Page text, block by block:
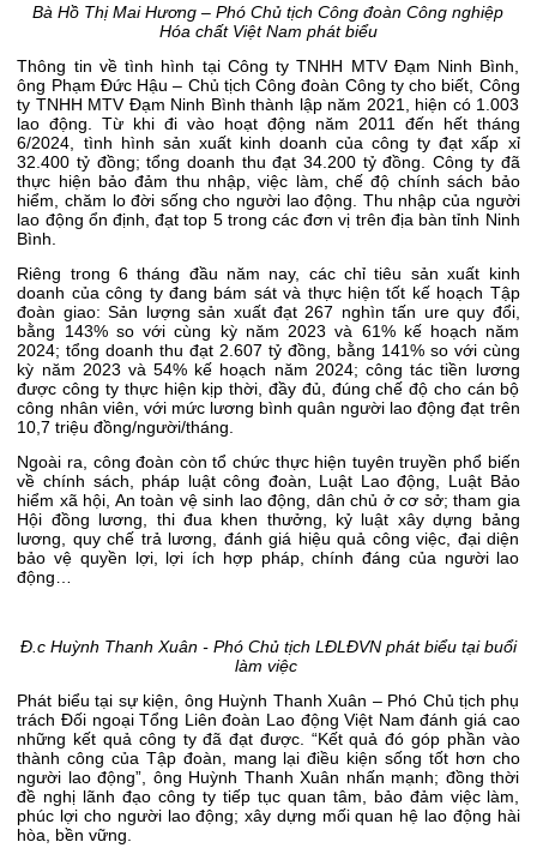
Bà Hồ Thị Mai Hương – Phó Chủ tịch Công đoàn Công nghiệp
Hóa chất Việt Nam phát biểu
Thông tin về tình hình tại Công ty TNHH MTV Đạm Ninh Bình,
ông Phạm Đức Hậu – Chủ tịch Công đoàn Công ty cho biết, Công
ty TNHH MTV Đạm Ninh Bình thành lập năm 2021, hiện có 1.003
lao động. Từ khi đi vào hoạt động năm 2011 đến hết tháng
6/2024, tình hình sản xuất kinh doanh của công ty đạt xấp xỉ
32.400 tỷ đồng; tổng doanh thu đạt 34.200 tỷ đồng. Công ty đã
thực hiện bảo đảm thu nhập, việc làm, chế độ chính sách bảo
hiểm, chăm lo đời sống cho người lao động. Thu nhập của người
lao động ổn định, đạt top 5 trong các đơn vị trên địa bàn tỉnh Ninh
Bình.
Riêng trong 6 tháng đầu năm nay, các chỉ tiêu sản xuất kinh
doanh của công ty đang bám sát và thực hiện tốt kế hoạch Tập
đoàn giao: Sản lượng sản xuất đạt 267 nghìn tấn ure quy đổi,
bằng 143% so với cùng kỳ năm 2023 và 61% kế hoạch năm
2024; tổng doanh thu đạt 2.607 tỷ đồng, bằng 141% so với cùng
kỳ năm 2023 và 54% kế hoạch năm 2024; công tác tiền lương
được công ty thực hiện kịp thời, đầy đủ, đúng chế độ cho cán bộ
công nhân viên, với mức lương bình quân người lao động đạt trên
10,7 triệu đồng/người/tháng.
Ngoài ra, công đoàn còn tổ chức thực hiện tuyên truyền phổ biến
về chính sách, pháp luật công đoàn, Luật Lao động, Luật Bảo
hiểm xã hội, An toàn vệ sinh lao động, dân chủ ở cơ sở; tham gia
Hội đồng lương, thi đua khen thưởng, kỷ luật xây dựng bảng
lương, quy chế trả lương, đánh giá hiệu quả công việc, đại diện
bảo vệ quyền lợi, lợi ích hợp pháp, chính đáng của người lao
động…
Đ.c Huỳnh Thanh Xuân - Phó Chủ tịch LĐLĐVN phát biểu tại buổi
làm việc
Phát biểu tại sự kiện, ông Huỳnh Thanh Xuân – Phó Chủ tịch phụ
trách Đối ngoại Tổng Liên đoàn Lao động Việt Nam đánh giá cao
những kết quả công ty đã đạt được. “Kết quả đó góp phần vào
thành công của Tập đoàn, mang lại điều kiện sống tốt hơn cho
người lao động”, ông Huỳnh Thanh Xuân nhấn mạnh; đồng thời
đề nghị lãnh đạo công ty tiếp tục quan tâm, bảo đảm việc làm,
phúc lợi cho người lao động; xây dựng mối quan hệ lao động hài
hòa, bền vững.